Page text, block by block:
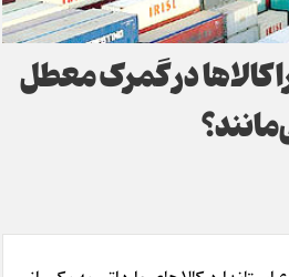
کالاها در گمرک معطل